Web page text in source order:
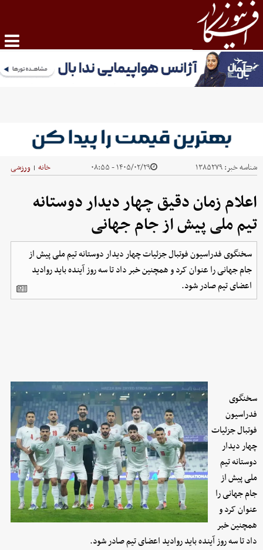
شناسه خبر:۱۳۸۵۲۷۹ ۱۴۰۵/۰۲/۲۹ - ۰۸:۵۵ خانه | ورزشی
اعلام زمان دقیق چهار دیدار دوستانه
تیم ملی پیش از جام جهانی
سخنگوی فدراسیون فوتبال جزئیات چهار دیدار دوستانه تیم ملی پیش از
جام جهانی را عنوان کرد و همچنین خبر داد تا سه روز آینده باید روادید
اعضای تیم صادر شود.
سخنگوی
فدراسیون
فوتبال جزئیات
چهار دیدار
دوستانه تیم
ملی پیش از
جام جهانی را
عنوان کرد و
همچنین خبر
داد تا سه روز آینده باید روادید اعضای تیم صادر شود.